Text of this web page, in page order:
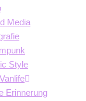
Media
Style
Erinnerung